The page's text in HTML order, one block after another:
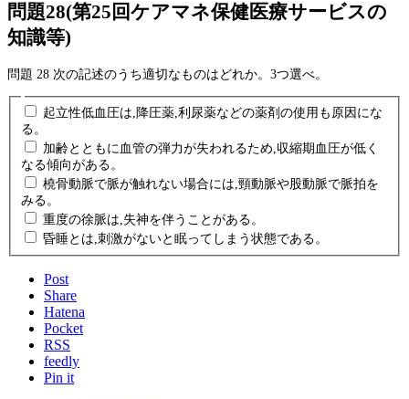
問題28(第25回ケアマネ保健医療サービスの
知識等)
問題 28 次の記述のうち適切なものはどれか。3つ選べ。
起立性低血圧は,降圧薬,利尿薬などの薬剤の使用も原因にな
る。
加齢とともに血管の弾力が失われるため,収縮期血圧が低く
なる傾向がある。
橈骨動脈で脈が触れない場合には,頸動脈や股動脈で脈拍を
みる。
重度の徐脈は,失神を伴うことがある。
昏睡とは,刺激がないと眠ってしまう状態である。
Post
Share
Hatena
Pocket
RSS
feedly
Pin it